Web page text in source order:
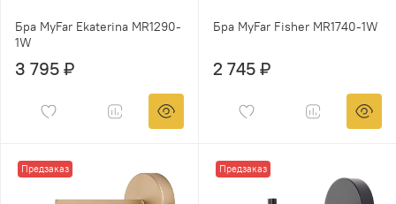
Бра MyFar Ekaterina MR1290-
1W
3 795 ₽
Бра MyFar Fisher MR1740-1W
2 745 ₽
Предзаказ Предзаказ